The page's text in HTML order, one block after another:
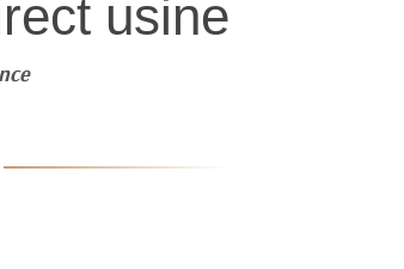
usine